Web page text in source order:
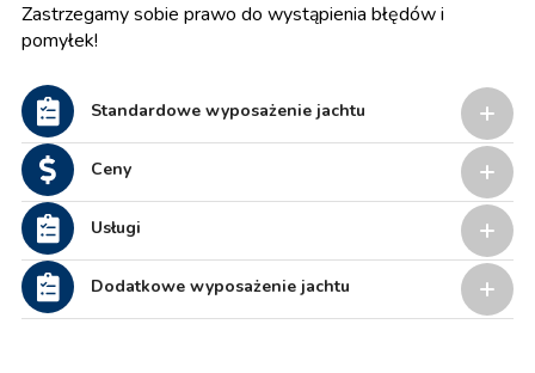
Zastrzegamy sobie prawo do wystąpienia błędów i
pomyłek!
Standardowe wyposażenie jachtu
Ceny
Usługi
Dodatkowe wyposażenie jachtu